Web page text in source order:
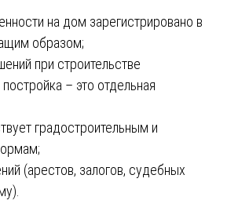
на дом зарегистрировано в
образом;
при строительстве
– это отдельная
градостроительным и
(арестов, залогов, судебных